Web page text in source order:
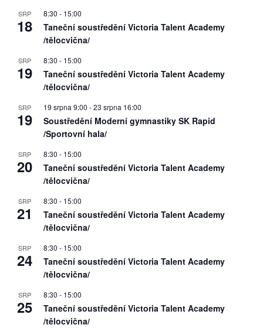
SRP
18
8:30 - 15:00
Taneční soustředění Victoria Talent Academy
/tělocvična/
SRP
19
8:30 - 15:00
Taneční soustředění Victoria Talent Academy
/tělocvična/
SRP
19
19 srpna 9:00 -23 srpna 16:00
Soustředění Moderní gymnastiky SK Rapid
/Sportovní hala/
SRP
20
8:30 - 15:00
Taneční soustředění Victoria Talent Academy
/tělocvična/
SRP
21
8:30 - 15:00
Taneční soustředění Victoria Talent Academy
/tělocvična/
SRP
24
8:30 - 15:00
Taneční soustředění Victoria Talent Academy
/tělocvična/
SRP
25
8:30 - 15:00
Taneční soustředění Victoria Talent Academy
/tělocvična/